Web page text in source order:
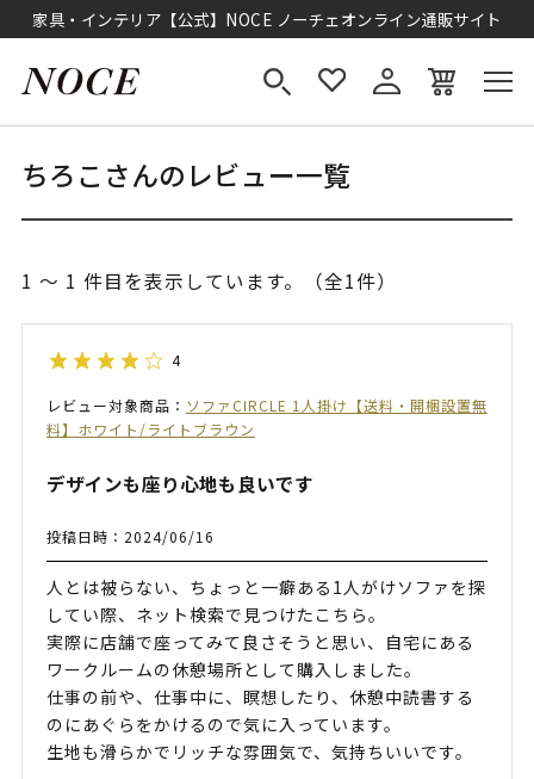
家具・インテリア【公式】NOCE ノーチェオンライン通販サイト
ちろこさんのレビュー一覧
1 ～ 1 件目を表示しています。（全1件）
4
レビュー対象商品： ソファCIRCLE 1人掛け【送料・開梱設置無
料】ホワイト/ライトブラウン
デザインも座り心地も良いです
投稿日時：2024/06/16
人とは被らない、ちょっと一癖ある1人がけソファを探
してい際、ネット検索で見つけたこちら。
実際に店舗で座ってみて良さそうと思い、自宅にある
ワークルームの休憩場所として購入しました。
仕事の前や、仕事中に、瞑想したり、休憩中読書する
のにあぐらをかけるので気に入っています。
生地も滑らかでリッチな雰囲気で、気持ちいいです。